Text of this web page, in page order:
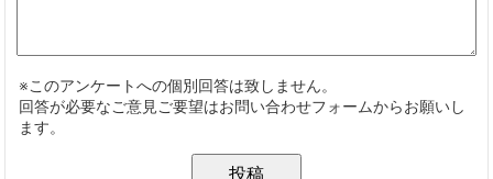
※このアンケートへの個別回答は致しません。
回答が必要なご意見ご要望はお問い合わせフォームからお願いし
ます。